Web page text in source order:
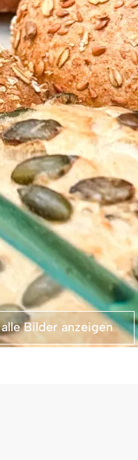
alle Bilder anzeigen